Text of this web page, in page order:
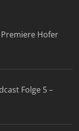
Hofer
Folge 5 –